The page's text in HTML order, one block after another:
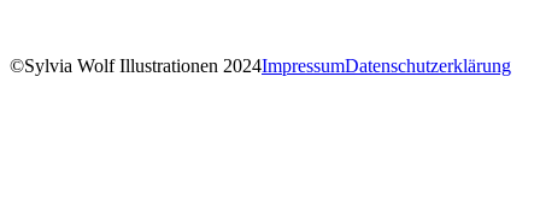
©Sylvia Wolf Illustrationen 2024ImpressumDatenschutzerklärung